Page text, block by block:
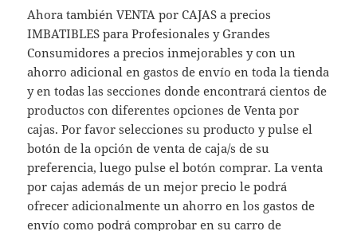
Ahora también VENTA por CAJAS a precios
IMBATIBLES para Profesionales y Grandes
Consumidores a precios inmejorables y con un
ahorro adicional en gastos de envío en toda la tienda
y en todas las secciones donde encontrará cientos de
productos con diferentes opciones de Venta por
cajas. Por favor selecciones su producto y pulse el
botón de la opción de venta de caja/s de su
preferencia, luego pulse el botón comprar. La venta
por cajas además de un mejor precio le podrá
ofrecer adicionalmente un ahorro en los gastos de
envío como podrá comprobar en su carro de